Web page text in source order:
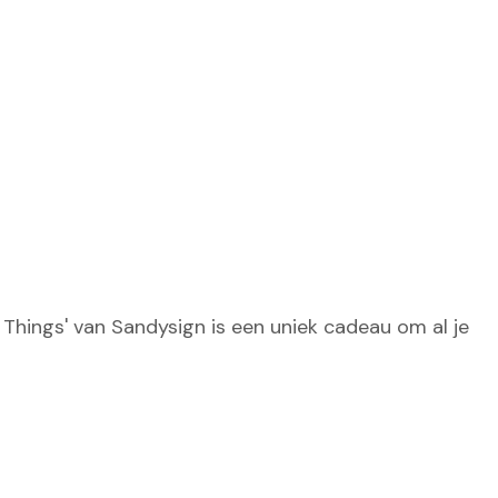
van Sandysign is een uniek cadeau om al je